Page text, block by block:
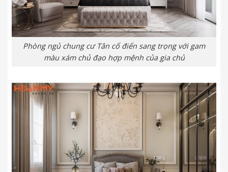
Phòng ngủ chung cư Tân cổ điển sang trọng với gam
màu xám chủ đạo hợp mệnh của gia chủ